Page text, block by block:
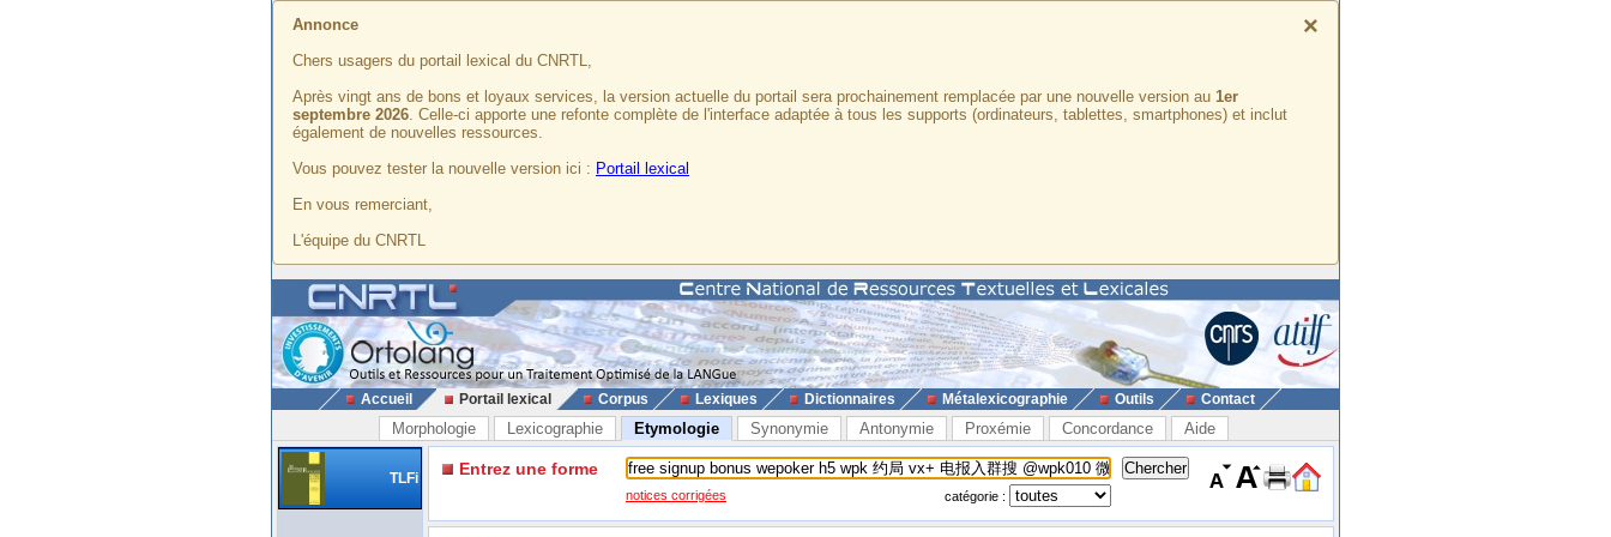
×
Annonce
Chers usagers du portail lexical du CNRTL,
Après vingt ans de bons et loyaux services, la version actuelle du portail sera prochainement remplacée par une nouvelle version au 1er
septembre 2026. Celle-ci apporte une refonte complète de l'interface adaptée à tous les supports (ordinateurs, tablettes, smartphones) et inclut
également de nouvelles ressources.
Vous pouvez tester la nouvelle version ici : Portail lexical
En vous remerciant,
L'équipe du CNRTL
Accueil Portail lexical Corpus Lexiques Dictionnaires Métalexicographie Outils Contact
Morphologie Lexicographie Etymologie Synonymie Antonymie Proxémie Concordance Aide
TLFi Entrez une forme
notices corrigées catégorie :